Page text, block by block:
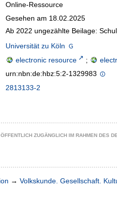
Online-Ressource
Gesehen am 18.02.2025
Ab 2022 ungezählte Beilage:
Universität zu Köln
electronic resource ;
urn:nbn:de:hbz:5:2-1329983
2813133-2
ZUGÄNGLICH IM RAHMEN DES
→ Volkskunde. Gesellschaft.